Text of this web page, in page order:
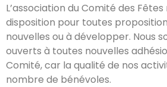
L’association du Comité des
disposition pour toutes
nouvelles ou à développer. Nous
ouverts à toutes nouvelles
Comité, car la qualité de nos
nombre de bénévoles.